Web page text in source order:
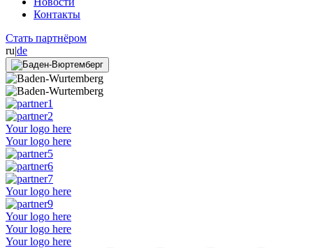
Контакты
Стать партнёром
ru|de
Your logo here
Your logo here
Your logo here
Your logo here
Your logo here
Your logo here